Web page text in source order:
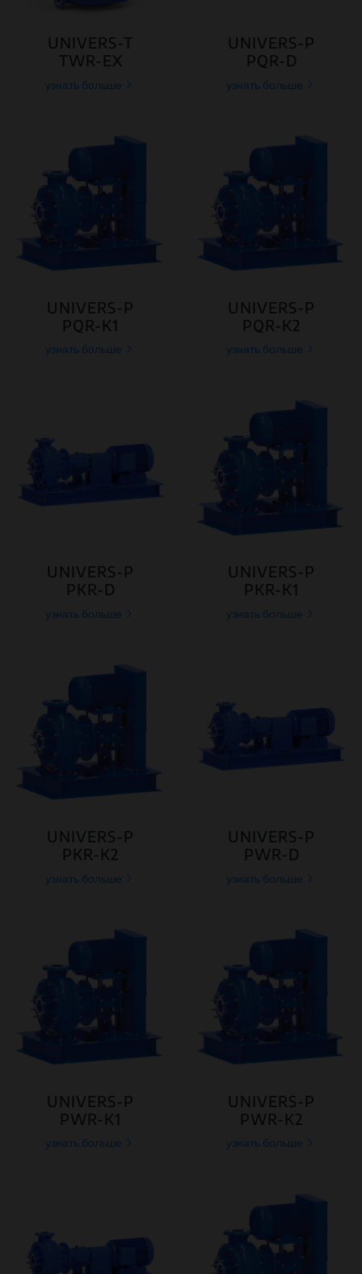
UNIVERS-T
TWR-EX
узнать больше
UNIVERS-P
PQR-D
узнать больше
UNIVERS-P
PQR-K1
узнать больше
UNIVERS-P
PQR-K2
узнать больше
UNIVERS-P
PKR-D
узнать больше
UNIVERS-P
PKR-K1
узнать больше
UNIVERS-P
PKR-K2
узнать больше
UNIVERS-P
PWR-D
узнать больше
UNIVERS-P
PWR-K1
узнать больше
UNIVERS-P
PWR-K2
узнать больше